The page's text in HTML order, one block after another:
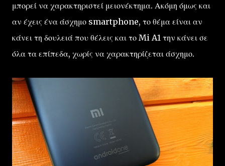
μπορεί να χαρακτηριστεί μειονέκτημα. Ακόμη όμως και
αν έχεις ένα άσχημο smartphone, το θέμα είναι αν
κάνει τη δουλειά που θέλεις και το Mi A1 την κάνει σε
όλα τα επίπεδα, χωρίς να χαρακτηρίζεται άσχημο.